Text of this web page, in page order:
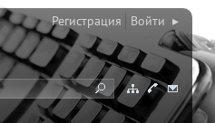
Регистрация Войти ▸